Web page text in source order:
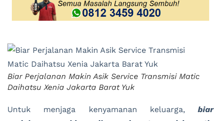
Biar Perjalanan Makin Asik Service Transmisi Matic
Daihatsu Xenia Jakarta Barat Yuk
Untuk menjaga kenyamanan keluarga, biar